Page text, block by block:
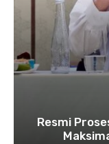
Resmi